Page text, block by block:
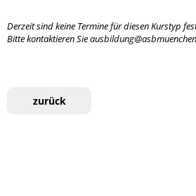
Derzeit sind keine Termine für diesen Kurstyp
Bitte kontaktieren Sie
zurück